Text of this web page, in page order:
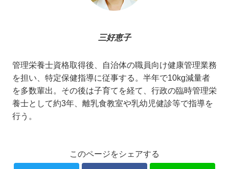
三好恵子
管理栄養士資格取得後、自治体の職員向け健康管理業務
を担い、特定保健指導に従事する。半年で10kg減量者
を多数輩出。その後は子育てを経て、行政の臨時管理栄
養士として約3年、離乳食教室や乳幼児健診等で指導を
行う。
このページをシェアする